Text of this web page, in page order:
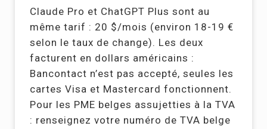
Claude Pro et ChatGPT Plus sont au
même tarif : 20 $/mois (environ 18-19 €
selon le taux de change). Les deux
facturent en dollars américains :
Bancontact n’est pas accepté, seules les
cartes Visa et Mastercard fonctionnent.
Pour les PME belges assujetties à la TVA
: renseignez votre numéro de TVA belge